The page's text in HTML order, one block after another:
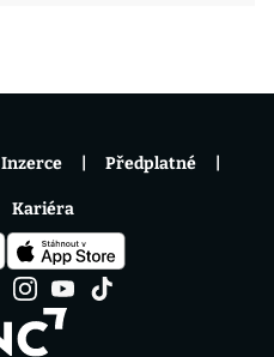
Inzerce Předplatné
Kariéra